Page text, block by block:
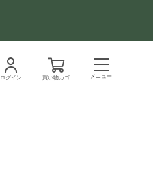
ログイン 買い物カゴ メニュー